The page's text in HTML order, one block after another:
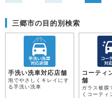
三郷市の目的別検索
手洗い洗車対応店舗
泡でやさしくキレイにす
る手洗い洗車
コーティ
舗
ガラス被膜
くコーティ